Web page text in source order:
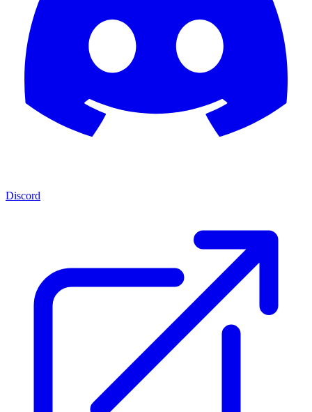
Discord